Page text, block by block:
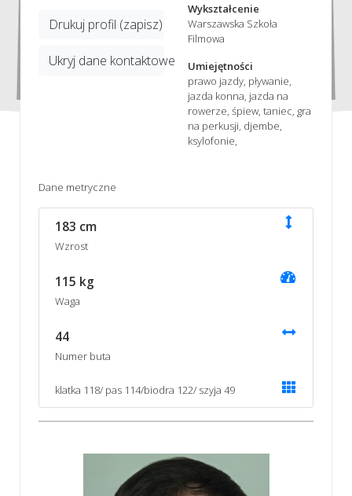
Drukuj profil (zapisz)
Ukryj dane kontaktowe
Wykształcenie
Warszawska Szkoła
Filmowa
Umiejętności
prawo jazdy, pływanie,
jazda konna, jazda na
rowerze, śpiew, taniec, gra
na perkusji, djembe,
ksylofonie,
Dane metryczne
183 cm
Wzrost
115 kg
Waga
44
Numer buta
klatka 118/ pas 114/biodra 122/ szyja 49